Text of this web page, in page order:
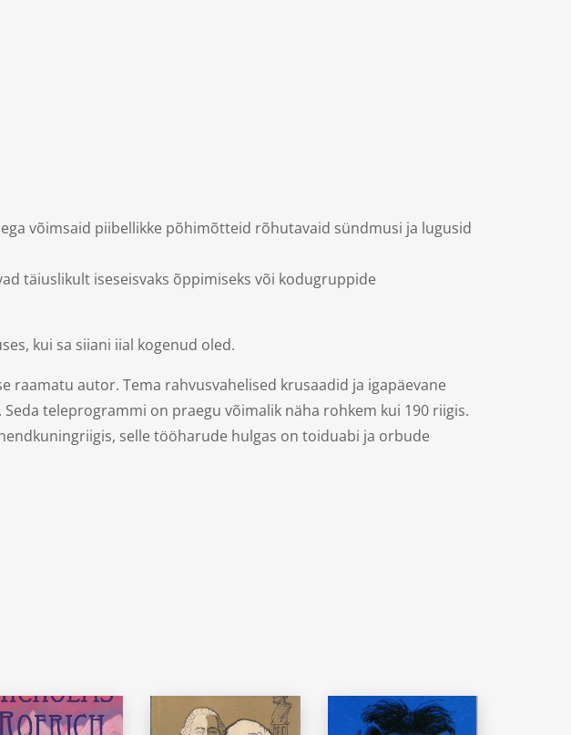
võimsaid piibellikke põhimõtteid rõhutavaid sündmusi ja lugusid
täiuslikult iseseisvaks õppimiseks või kodugruppide
kui sa siiani iial kogenud oled.
autor. Tema rahvusvahelised krusaadid ja igapäevane
teleprogrammi on praegu võimalik näha rohkem kui 190 riigis.
selle tööharude hulgas on toiduabi ja orbude